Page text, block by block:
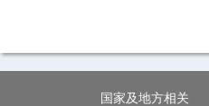
国家及地方相关